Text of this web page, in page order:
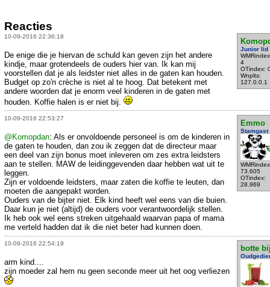
Reacties
10-09-2016 22:36:18
Junior lid
4
OTindex:
Wnplts:
127.0.0.1
De enige die je hiervan de schuld kan geven zijn het andere
kindje, maar grotendeels de ouders hier van. Ik kan mij
voorstellen dat je als leidster niet alles in de gaten kan houden.
Budget op zo'n crèche is niet al te hoog. Dat betekent met
andere woorden dat je enorm veel kinderen in de gaten met
houden. Koffie halen is er niet bij.
10-09-2016 22:53:27
Emmo
Stamgast
73.605
OTindex:
28.969
@Komopdan: Als er onvoldoende personeel is om de kinderen in
de gaten te houden, dan zou ik zeggen dat de directeur maar
een deel van zijn bonus moet inleveren om zes extra leidsters
aan te stellen. MAW de leidinggevenden daar hebben wat uit te
leggen.
Zijn er voldoende leidsters, maar zaten die koffie te leuten, dan
moeten die aangepakt worden.
Ouders van de bijter niet. Elk kind heeft wel eens van die buien.
Daar kun je niet (altijd) de ouders voor verantwoordelijk stellen.
Ik heb ook wel eens streken uitgehaald waarvan papa of mama
me verteld hadden dat ik die niet beter had kunnen doen.
10-09-2016 22:54:19
botte
arm kind....
zijn moeder zal hem nu geen seconde meer uit het oog verliezen